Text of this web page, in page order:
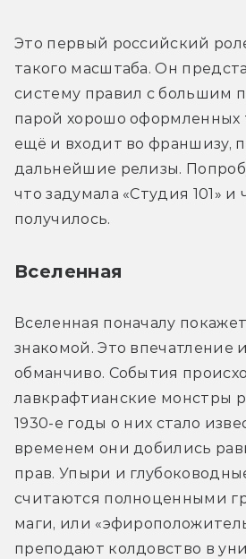
Это первый российский
такого масштаба. Он
систему правил с большим
парой хорошо оформленных
ещё и входит во франшизу,
дальнейшие релизы.
что задумала «Студия 101» и
получилось.
Вселенная
Вселенная поначалу
знакомой. Это впечатление
обманчиво. События
лавкрафтианские монстры
1930-е годы о них стало
временем они добились
прав. Упыри и
считаются полноценными
маги, или
преподают колдовство в